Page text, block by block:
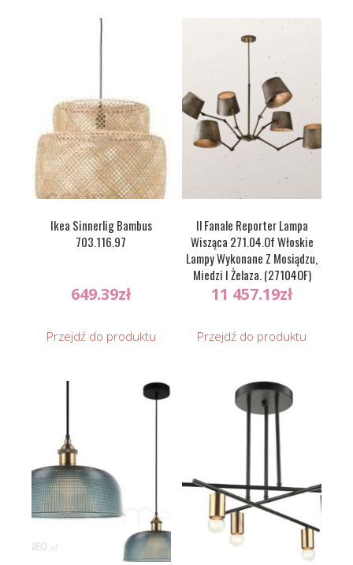
Ikea Sinnerlig Bambus
703.116.97
649.39zł
Przejdź do produktu
Il Fanale Reporter Lampa
Wisząca 271.04.Of Włoskie
Lampy Wykonane Z Mosiądzu,
Miedzi I Żelaza. (27104OF)
11 457.19zł
Przejdź do produktu